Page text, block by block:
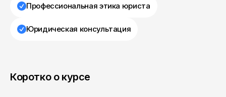
Профессиональная этика юриста
Юридическая консультация
Коротко о курсе